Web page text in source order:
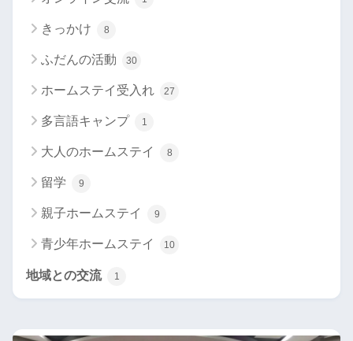
きっかけ 8
ふだんの活動 30
ホームステイ受入れ 27
多言語キャンプ 1
大人のホームステイ 8
留学 9
親子ホームステイ 9
青少年ホームステイ 10
地域との交流 1